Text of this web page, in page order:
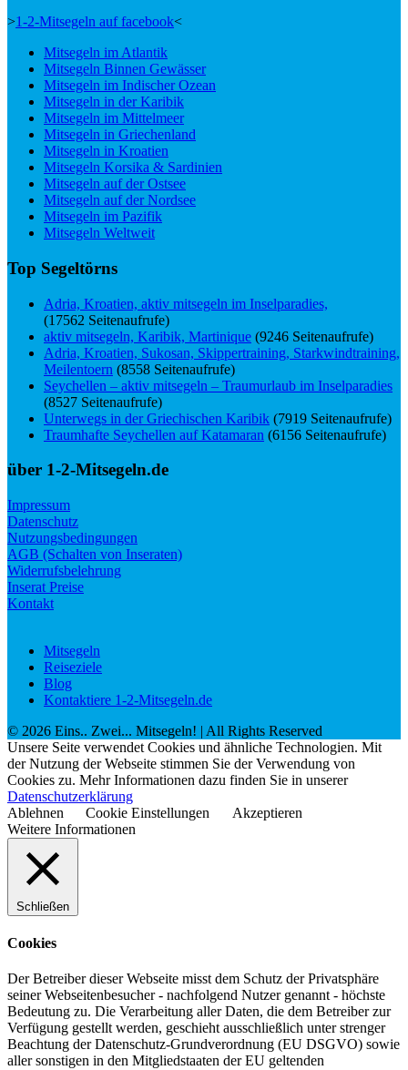
>1-2-Mitsegeln auf facebook<
Mitsegeln im Atlantik
Mitsegeln Binnen Gewässer
Mitsegeln im Indischer Ozean
Mitsegeln in der Karibik
Mitsegeln im Mittelmeer
Mitsegeln in Griechenland
Mitsegeln in Kroatien
Mitsegeln Korsika & Sardinien
Mitsegeln auf der Ostsee
Mitsegeln auf der Nordsee
Mitsegeln im Pazifik
Mitsegeln Weltweit
Top Segeltörns
Adria, Kroatien, aktiv mitsegeln im Inselparadies,
(17562 Seitenaufrufe)
aktiv mitsegeln, Karibik, Martinique (9246 Seitenaufrufe)
Adria, Kroatien, Sukosan, Skippertraining, Starkwindtraining,
Meilentoern (8558 Seitenaufrufe)
Seychellen – aktiv mitsegeln – Traumurlaub im Inselparadies
(8527 Seitenaufrufe)
Unterwegs in der Griechischen Karibik (7919 Seitenaufrufe)
Traumhafte Seychellen auf Katamaran (6156 Seitenaufrufe)
über 1-2-Mitsegeln.de
Impressum
Datenschutz
Nutzungsbedingungen
AGB (Schalten von Inseraten)
Widerrufsbelehrung
Inserat Preise
Kontakt
Mitsegeln
Reiseziele
Blog
Kontaktiere 1-2-Mitsegeln.de
© 2026 Eins.. Zwei... Mitsegeln! | All Rights Reserved
Unsere Seite verwendet Cookies und ähnliche Technologien. Mit
der Nutzung der Webseite stimmen Sie der Verwendung von
Cookies zu. Mehr Informationen dazu finden Sie in unserer
Datenschutzerklärung
Ablehnen
Cookie Einstellungen
Akzeptieren
Weitere Informationen
Schließen
Cookies
Der Betreiber dieser Webseite misst dem Schutz der Privatsphäre
seiner Webseitenbesucher - nachfolgend Nutzer genannt - höchste
Bedeutung zu. Die Verarbeitung aller Daten, die dem Betreiber zur
Verfügung gestellt werden, geschieht ausschließlich unter strenger
Beachtung der Datenschutz-Grundverordnung (EU DSGVO) sowie
aller sonstigen in den Mitgliedstaaten der EU geltenden